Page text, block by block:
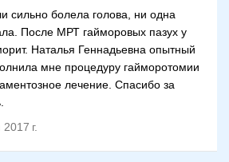
сильно болела голова, ни одна
После МРТ гайморовых пазух у
Наталья Геннадьевна опытный
мне процедуру гайморотомии
лечение. Спасибо за
г.